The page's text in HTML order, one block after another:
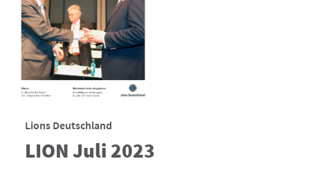
Lions Deutschland
LION Juli 2023